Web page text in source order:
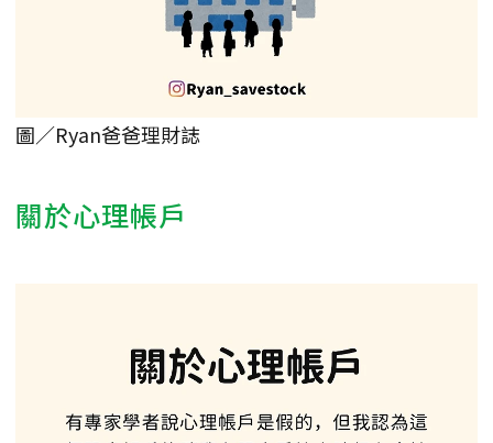
圖／Ryan爸爸理財誌
關於心理帳戶